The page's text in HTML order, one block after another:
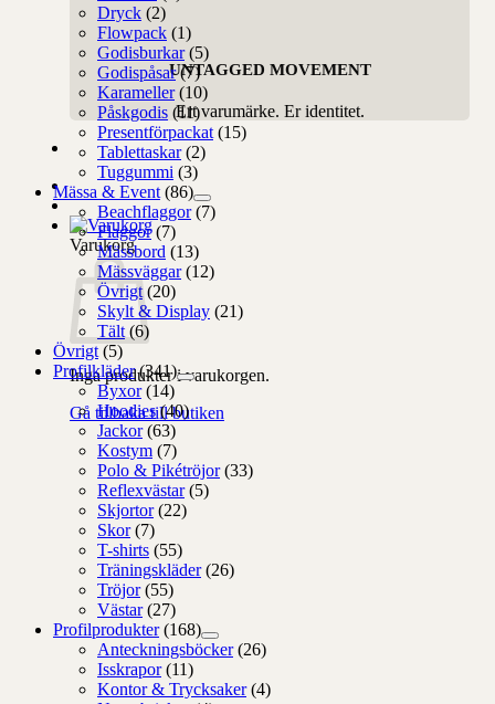
UNTAGGED MOVEMENT
Ert varumärke. Er identitet.
Varukorg
Inga produkter i varukorgen.
Gå tillbaka till butiken
Dryck (2)
Flowpack (1)
Godisburkar (5)
Godispåsar (7)
Karameller (10)
Påskgodis (11)
Presentförpackat (15)
Tablettaskar (2)
Tuggummi (3)
Mässa & Event (86)
Beachflaggor (7)
Flaggor (7)
Mässbord (13)
Mässväggar (12)
Övrigt (20)
Skylt & Display (21)
Tält (6)
Övrigt (5)
Profilkläder (341)
Byxor (14)
Hoodies (40)
Jackor (63)
Kostym (7)
Polo & Pikétröjor (33)
Reflexvästar (5)
Skjortor (22)
Skor (7)
T-shirts (55)
Träningskläder (26)
Tröjor (55)
Västar (27)
Profilprodukter (168)
Anteckningsböcker (26)
Isskrapor (11)
Kontor & Trycksaker (4)